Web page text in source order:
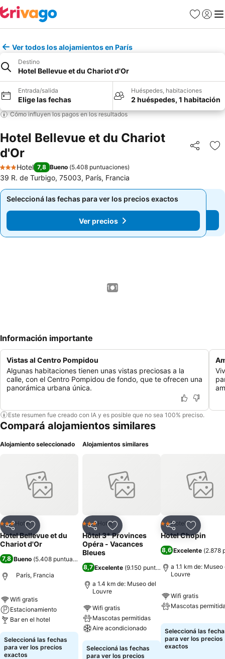
Favoritos
Iniciar
Ver todos los alojamientos en París
Destino
Hotel Bellevue et du Chariot d'Or
Entrada/salida
Elige las fechas
Huéspedes, habitaciones
2 huéspedes, 1 habitación
Cómo influyen los pagos en los resultados
Hotel Bellevue et du Chariot
d'Or
Compartir
3 Estrellas
Hotel 7,8 Bueno (5.408 puntuaciones)
39 R. de Turbigo, 75003, París, Francia
Seleccioná las fechas para ver los precios exactos
Ver precios
Seleccioná las fechas para ver los precios exactos
Ver precios
1 / 1
Información importante
Vistas al Centro Pompidou
Algunas habitaciones tienen unas vistas preciosas a la
calle, con el Centro Pompidou de fondo, que te ofrecen una
panorámica urbana única.
Este resumen fue creado con IA y es posible que no sea 100% preciso.
Compará alojamientos similares
Alojamiento seleccionado
CompartirAñadir a favoritos
3 Estrellas
Hotel
Hotel Bellevue et du
Chariot d'Or
7,8 Bueno (5.408 puntuaciones
París, Francia
Wifi gratis
Estacionamiento
Bar en el hotel
Seleccioná las fechas
para ver los precios
exactos
Alojamientos similares
CompartirAñadir a favoritos
3 Estrellas
Hotel
Hôtel 3* Provinces
Opéra - Vacances
Bleues
8,7Excelente (9.150 puntuaciones)
a 1.4 km de: Museo del
Louvre
Wifi gratis
Mascotas permitidas
Aire acondicionado
Seleccioná las fechas
para ver los precios
CompartirAñadir
2 Estrellas
Hotel
Hotel Chopin
8,6 Excelente (2.878
a 1.1 km de: Museo
Louvre
Wifi gratis
Mascotas
Seleccioná las
para ver los precios
exactos